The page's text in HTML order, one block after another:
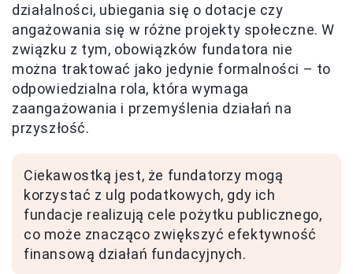
działalności, ubiegania się o dotacje czy
angażowania się w różne projekty społeczne. W
związku z tym, obowiązków fundatora nie
można traktować jako jedynie formalności – to
odpowiedzialna rola, która wymaga
zaangażowania i przemyślenia działań na
przyszłość.
Ciekawostką jest, że fundatorzy mogą
korzystać z ulg podatkowych, gdy ich
fundacje realizują cele pożytku publicznego,
co może znacząco zwiększyć efektywność
finansową działań fundacyjnych.